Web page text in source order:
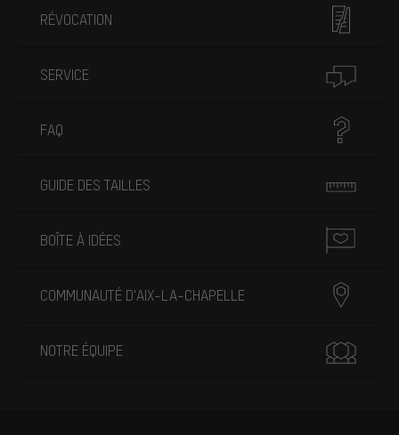
RÉVOCATION
SERVICE
FAQ
GUIDE DES TAILLES
BOÎTE À IDÉES
COMMUNAUTÉ D'AIX-LA-CHAPELLE
NOTRE ÉQUIPE